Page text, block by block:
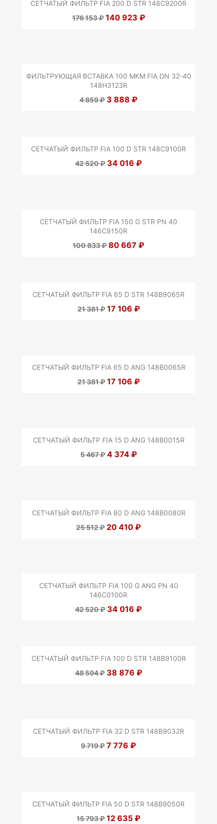
СЕТЧАТЫЙ ФИЛЬТР FIA 200 D STR 148C9200R
176 153 ₽ 140 923 ₽
ФИЛЬТРУЮЩАЯ ВСТАВКА 100 МКМ FIA DN 32-40
148H3123R
4 859 ₽ 3 888 ₽
СЕТЧАТЫЙ ФИЛЬТР FIA 100 D STR 148C9100R
42 520 ₽ 34 016 ₽
СЕТЧАТЫЙ ФИЛЬТР FIA 150 G STR PN 40
146C9150R
100 833 ₽ 80 667 ₽
СЕТЧАТЫЙ ФИЛЬТР FIA 65 D STR 148B9065R
21 381 ₽ 17 106 ₽
СЕТЧАТЫЙ ФИЛЬТР FIA 65 D ANG 148B0065R
21 381 ₽ 17 106 ₽
СЕТЧАТЫЙ ФИЛЬТР FIA 15 D ANG 148B0015R
5 467 ₽ 4 374 ₽
СЕТЧАТЫЙ ФИЛЬТР FIA 80 D ANG 148B0080R
25 512 ₽ 20 410 ₽
СЕТЧАТЫЙ ФИЛЬТР FIA 100 G ANG PN 40
146C0100R
42 520 ₽ 34 016 ₽
СЕТЧАТЫЙ ФИЛЬТР FIA 100 D STR 148B9100R
48 594 ₽ 38 876 ₽
СЕТЧАТЫЙ ФИЛЬТР FIA 32 D STR 148B9032R
9 719 ₽ 7 776 ₽
СЕТЧАТЫЙ ФИЛЬТР FIA 50 D STR 148B9050R
15 793 ₽ 12 635 ₽